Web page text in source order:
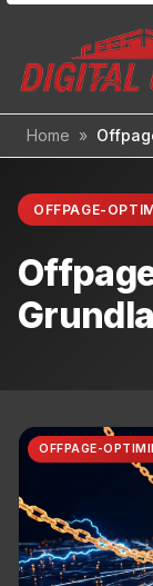
Inhalt
Home »
OFFPAGE-
OFFPAGE-